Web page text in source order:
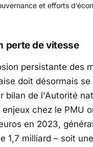
et efforts
perte de vitesse
persistante des
doit désormais se
bilan de l’Autorité
enjeux chez le PMU
en 2023,
1,7 milliard – soit